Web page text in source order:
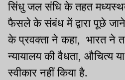
सिंधु जल संधि के तहत
फैसले के संबंध में द्वारा पूछे
के प्रवक्ता ने कहा, भारत ने
न्यायालय की वैधता, औचित्य
स्वीकार नहीं किया है.